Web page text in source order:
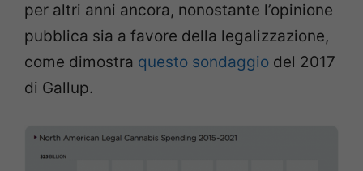
per altri anni ancora, nonostante l’opinione
pubblica sia a favore della legalizzazione,
come dimostra questo sondaggio del 2017
di Gallup.